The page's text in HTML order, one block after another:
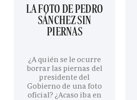
LA FOTO DE PEDRO
SÁNCHEZ SIN
PIERNAS
¿A quién se le ocurre
borrar las piernas del
presidente del
Gobierno de una foto
oficial? ¿Acaso iba en